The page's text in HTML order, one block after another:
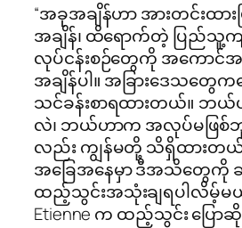
“အခုအချိန်ဟာ အားတင်းထာ
အချိန်၊ ထိရောက်တဲ့ ပြည်သူ့ကျ
လုပ်ငန်းစဉ်တွေကို အကောင်
အချိန်ပါ။ အခြားဒေသတွေက
သင်ခန်းစာရထားတယ်။ ဘ
လဲ၊ ဘယ်ဟာက အလုပ်မဖြ
လည်း ကျွန်မတို့ သိရှိထားတ
အခြေအနေမှာ ဒီအသိတွေကို
ထည့်သွင်းအသုံးချရပါလိမ့်မယ်
Etienne က ထည့်သွင်း ပြော